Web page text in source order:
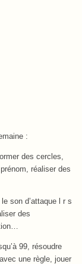
:
des cercles,
réaliser des
son d’attaque l r s
des
99, résoudre
une règle, jouer